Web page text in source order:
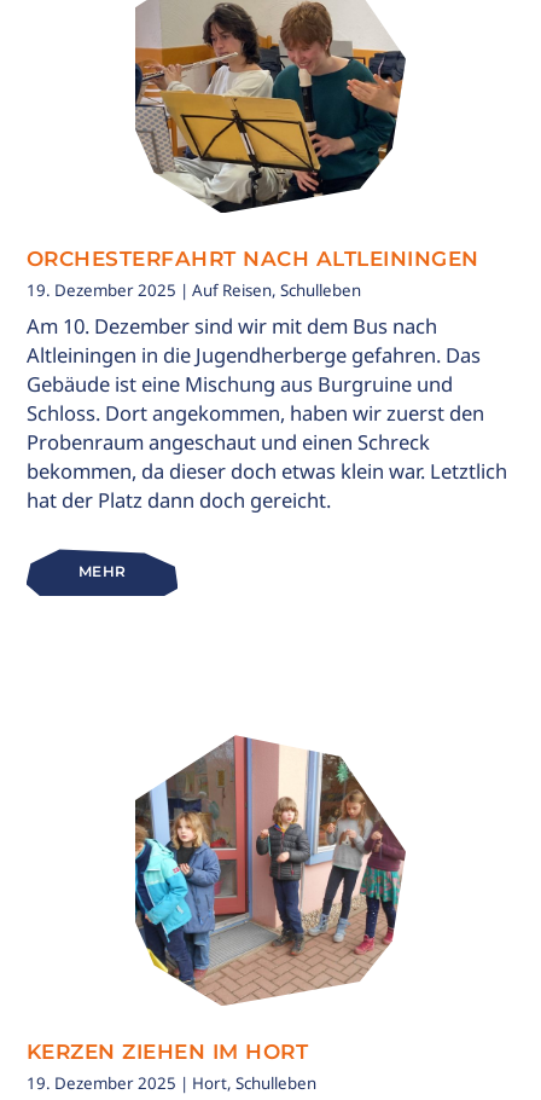
ORCHESTERFAHRT NACH ALTLEININGEN
19. Dezember 2025 | Auf Reisen, Schulleben
Am 10. Dezember sind wir mit dem Bus nach
Altleiningen in die Jugendherberge gefahren. Das
Gebäude ist eine Mischung aus Burgruine und
Schloss. Dort angekommen, haben wir zuerst den
Probenraum angeschaut und einen Schreck
bekommen, da dieser doch etwas klein war. Letztlich
hat der Platz dann doch gereicht.
MEHR
KERZEN ZIEHEN IM HORT
19. Dezember 2025 | Hort, Schulleben